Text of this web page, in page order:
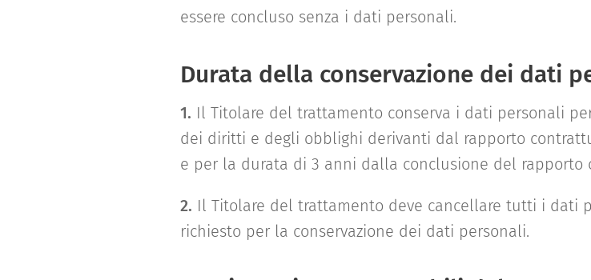
essere concluso senza i dati personali.
Durata della conservazione dei dati
1. Il Titolare del trattamento conserva i dati personali
dei diritti e degli obblighi derivanti dal rapporto
e per la durata di 3 anni dalla conclusione del rapporto
2. Il Titolare del trattamento deve cancellare tutti i dati
richiesto per la conservazione dei dati personali.